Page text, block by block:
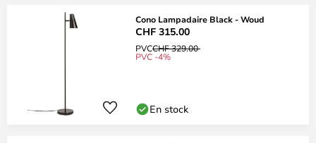
Cono Lampadaire Black - Woud
CHF 315.00
PVCCHF 329.00
PVC -4%
En stock